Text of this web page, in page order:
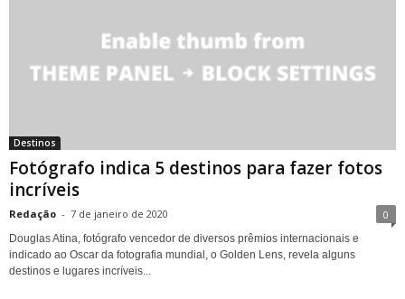
Destinos
Fotógrafo indica 5 destinos para fazer fotos
incríveis
Redação - 7 de janeiro de 2020 0
Douglas Atina, fotógrafo vencedor de diversos prêmios internacionais e
indicado ao Oscar da fotografia mundial, o Golden Lens, revela alguns
destinos e lugares incríveis...